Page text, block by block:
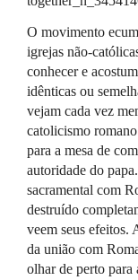
O movimento
igrejas não-
conhecer e
idênticas ou
vejam cada vez
catolicismo
para a mesa de
autoridade do
sacramental com
destruído
veem seus efeitos.
da união com
olhar de perto para